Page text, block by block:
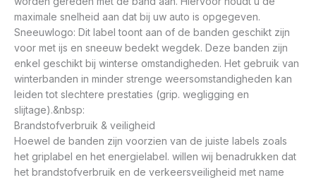
maximale snelheid aan dat bij uw auto is opgegeven.
Sneeuwlogo: Dit label toont aan of de banden geschikt zijn
voor met ijs en sneeuw bedekt wegdek. Deze banden zijn
enkel geschikt bij winterse omstandigheden. Het gebruik van
winterbanden in minder strenge weersomstandigheden kan
leiden tot slechtere prestaties (grip. wegligging en
slijtage).&nbsp:
Brandstofverbruik & veiligheid
Hoewel de banden zijn voorzien van de juiste labels zoals
het griplabel en het energielabel. willen wij benadrukken dat
het brandstofverbruik en de verkeersveiligheid met name